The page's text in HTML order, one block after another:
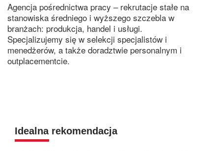
Agencja pośrednictwa pracy – rekrutacje stałe na
stanowiska średniego i wyższego szczebla w
branżach: produkcja, handel i usługi.
Specjalizujemy się w selekcji specjalistów i
menedżerów, a także doradztwie personalnym i
outplacementcie.
Idealna rekomendacja